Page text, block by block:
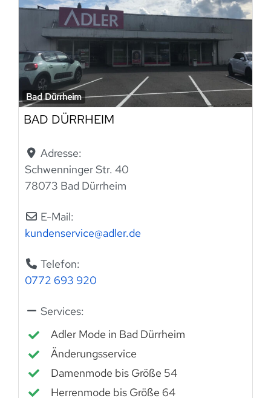
Bad Dürrheim
BAD DÜRRHEIM
Adresse:
Schwenninger Str. 40
78073 Bad Dürrheim
E-Mail:
kundenservice@adler.de
Telefon:
0772 693 920
Services:
Adler Mode in Bad Dürrheim
Änderungsservice
Damenmode bis Größe 54
Herrenmode bis Größe 64